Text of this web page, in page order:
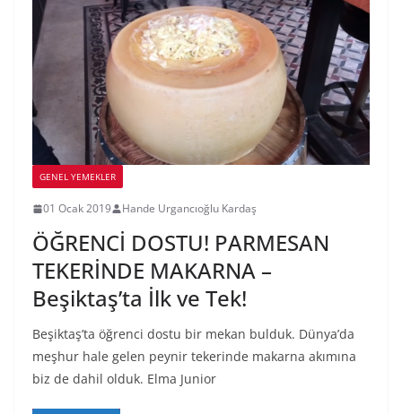
GENEL YEMEKLER
01 Ocak 2019 Hande Urgancıoğlu Kardaş
ÖĞRENCİ DOSTU! PARMESAN
TEKERİNDE MAKARNA –
Beşiktaş’ta İlk ve Tek!
Beşiktaş’ta öğrenci dostu bir mekan bulduk. Dünya’da
meşhur hale gelen peynir tekerinde makarna akımına
biz de dahil olduk. Elma Junior